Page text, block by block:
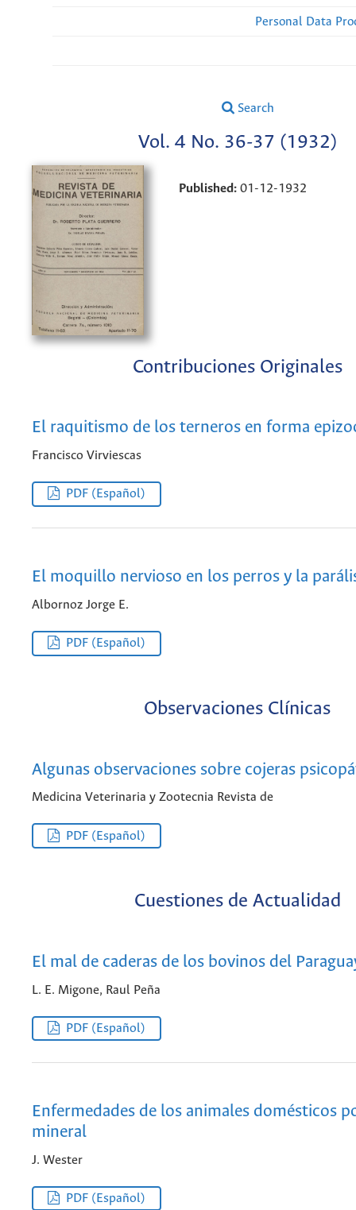
Personal Data
Search
Vol. 4 No. 36-37 (1932)
Published: 01-12-1932
Contribuciones Originales
El raquitismo de los terneros en forma
Francisco Virviescas
PDF (Español)
El moquillo nervioso en los perros y la
Albornoz Jorge E.
PDF (Español)
Observaciones Clínicas
Algunas observaciones sobre cojeras
Medicina Veterinaria y Zootecnia Revista de
PDF (Español)
Cuestiones de Actualidad
El mal de caderas de los bovinos del
L. E. Migone, Raul Peña
PDF (Español)
Enfermedades de los animales domésticos
mineral
J. Wester
PDF (Español)